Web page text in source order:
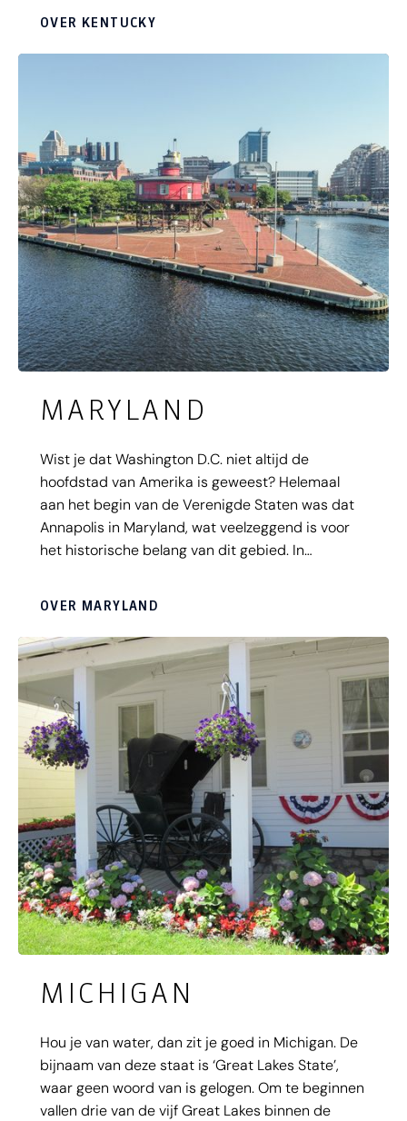
OVER KENTUCKY
MARYLAND
Wist je dat Washington D.C. niet altijd de
hoofdstad van Amerika is geweest? Helemaal
aan het begin van de Verenigde Staten was dat
Annapolis in Maryland, wat veelzeggend is voor
het historische belang van dit gebied. In
straten. Dit is ook de plek waar Amerikaanse
mariniers worden opgeleid, dus overal waar je
kijkt zie je matrozen in wit uniform. Een aanrader
is het maritiem museum Historic Ships of
Baltimore, waar je het laatste Amerikaanse
oorlogszeilschip de USS Constellation van dichtbij
kunt bekijken.
OVER MARYLAND
MICHIGAN
Hou je van water, dan zit je goed in Michigan. De
bijnaam van deze staat is ‘Great Lakes State’,
waar geen woord van is gelogen. Om te beginnen
vallen drie van de vijf Great Lakes binnen de